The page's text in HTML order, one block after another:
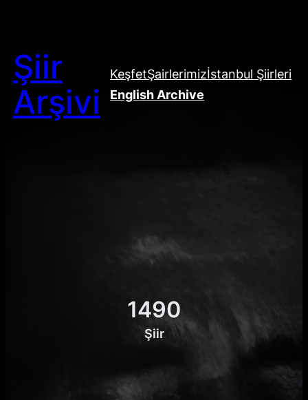
Şiir
Arşivi
KeşfetŞairlerimizİstanbul Şiirleri
English Archive
1490
Şiir